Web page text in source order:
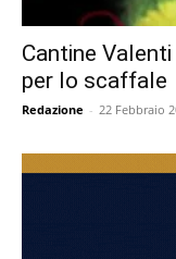
Cantine
per lo scaffale
Redazione - 22 Febbraio